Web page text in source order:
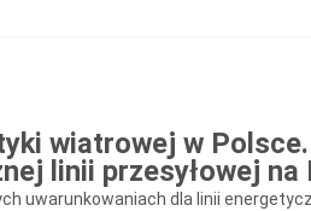
wiatrowej w Polsce.
linii przesyłowej na
uwarunkowaniach dla linii